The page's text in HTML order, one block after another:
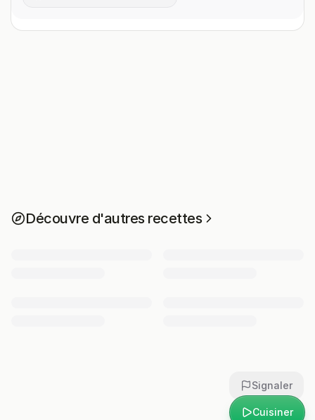
Cuisiner
Découvre d'autres recettes
Signaler